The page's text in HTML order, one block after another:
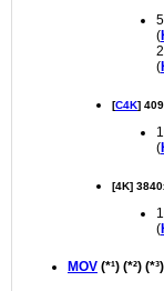
(
(
[C4K]
(
[4K]
(
MOV (*¹) (*²)